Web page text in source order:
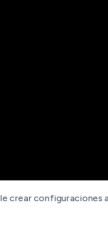
crear configuraciones